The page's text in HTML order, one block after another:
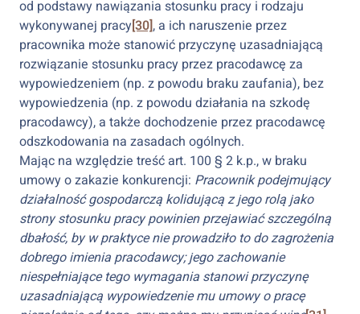
od podstawy nawiązania stosunku pracy i rodzaju
wykonywanej pracy[30], a ich naruszenie przez
pracownika może stanowić przyczynę uzasadniającą
rozwiązanie stosunku pracy przez pracodawcę za
wypowiedzeniem (np. z powodu braku zaufania), bez
wypowiedzenia (np. z powodu działania na szkodę
pracodawcy), a także dochodzenie przez pracodawcę
odszkodowania na zasadach ogólnych.
Mając na względzie treść art. 100 § 2 k.p., w braku
umowy o zakazie konkurencji: Pracownik podejmujący
działalność gospodarczą kolidującą z jego rolą jako
strony stosunku pracy powinien przejawiać szczególną
dbałość, by w praktyce nie prowadziło to do zagrożenia
dobrego imienia pracodawcy; jego zachowanie
niespełniające tego wymagania stanowi przyczynę
uzasadniającą wypowiedzenie mu umowy o pracę